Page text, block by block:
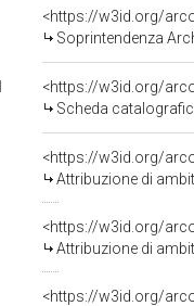
<https://w3id.org/
Soprintendenza
<https://w3id.org/
Scheda
<https://w3id.org/
Attribuzione di
<https://w3id.org/
Attribuzione di
<https://w3id.org/